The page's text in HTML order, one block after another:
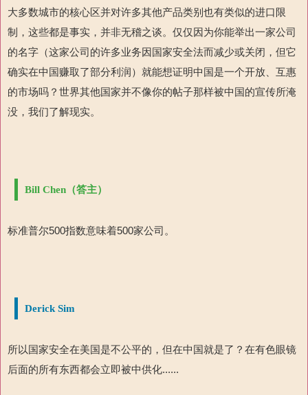
大多数城市的核心区并对许多其他产品类别也有类似的进口限
制，这些都是事实，并非无稽之谈。仅仅因为你能举出一家公司
的名字（这家公司的许多业务因国家安全法而减少或关闭，但它
确实在中国赚取了部分利润）就能想证明中国是一个开放、互惠
的市场吗？世界其他国家并不像你的帖子那样被中国的宣传所淹
没，我们了解现实。
Bill Chen（答主）
标准普尔500指数意味着500家公司。
Derick Sim
所以国家安全在美国是不公平的，但在中国就是了？在有色眼镜
后面的所有东西都会立即被中供化......